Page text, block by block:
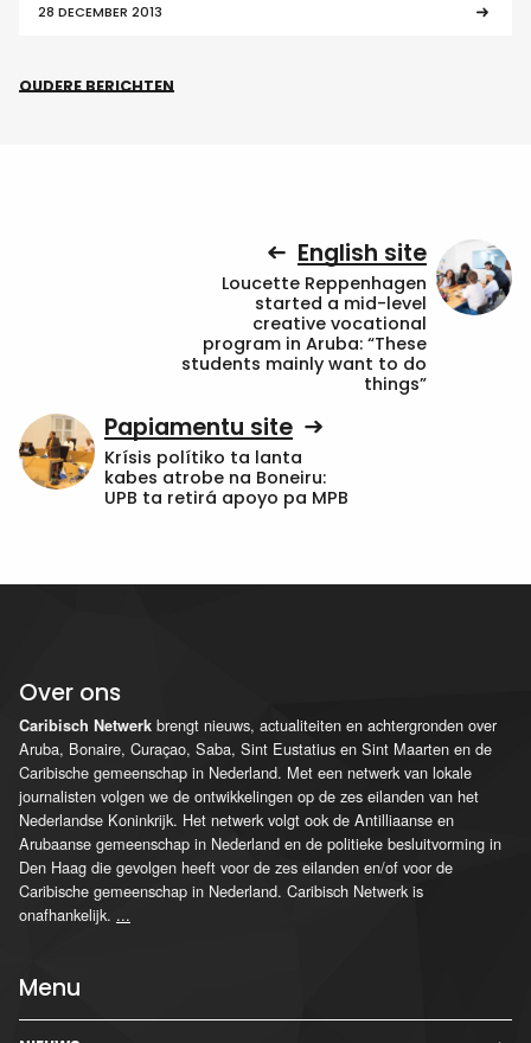
28 DECEMBER 2013
OUDERE BERICHTEN
English site
Loucette Reppenhagen
started a mid-level
creative vocational
program in Aruba: “These
students mainly want to do
things”
Papiamentu site
Krísis polítiko ta lanta
kabes atrobe na Boneiru:
UPB ta retirá apoyo pa MPB
Over ons
Caribisch Netwerk brengt nieuws, actualiteiten en achtergronden over
Aruba, Bonaire, Curaçao, Saba, Sint Eustatius en Sint Maarten en de
Caribische gemeenschap in Nederland. Met een netwerk van lokale
journalisten volgen we de ontwikkelingen op de zes eilanden van het
Nederlandse Koninkrijk. Het netwerk volgt ook de Antilliaanse en
Arubaanse gemeenschap in Nederland en de politieke besluitvorming in
Den Haag die gevolgen heeft voor de zes eilanden en/of voor de
Caribische gemeenschap in Nederland. Caribisch Netwerk is
onafhankelijk. ...
Menu